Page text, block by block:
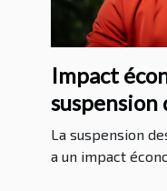
Impact
suspension
My
La suspension
a un impact